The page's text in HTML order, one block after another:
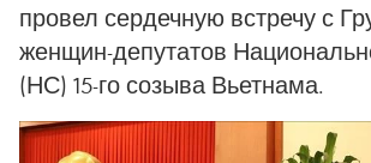
провел сердечную встречу с
женщин-депутатов
(НС) 15-го созыва Вьетнама.